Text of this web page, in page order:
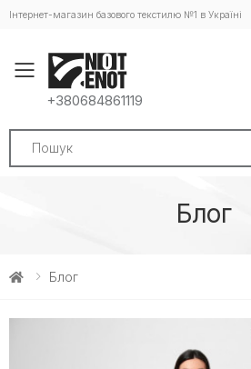
Інтернет-магазин базового текстилю №1 в Україні
Toggle mobile menu
+380684861119
Search
Блог
Блог